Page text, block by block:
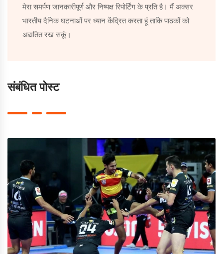
मेरा समर्पण जानकारीपूर्ण और निष्पक्ष रिपोर्टिंग के प्रति है। मैं अक्सर
भारतीय दैनिक घटनाओं पर ध्यान केंद्रित करता हूं ताकि पाठकों को
अद्यतित रख सकूं।
संबंधित पोस्ट